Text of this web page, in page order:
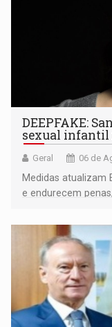
DEEPFAKE:
sexual infantil
Geral 06 de
Medidas atualizam
e endurecem